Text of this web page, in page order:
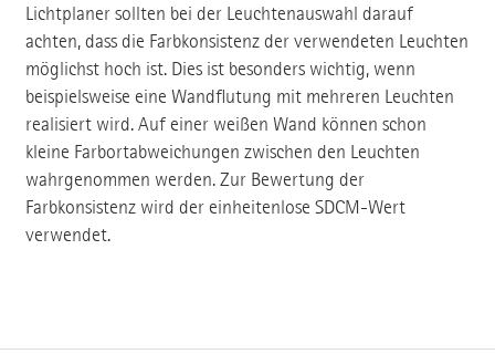
Lichtplaner sollten bei der Leuchtenauswahl darauf
achten, dass die Farbkonsistenz der verwendeten Leuchten
möglichst hoch ist. Dies ist besonders wichtig, wenn
beispielsweise eine Wandflutung mit mehreren Leuchten
realisiert wird. Auf einer weißen Wand können schon
kleine Farbortabweichungen zwischen den Leuchten
wahrgenommen werden. Zur Bewertung der
Farbkonsistenz wird der einheitenlose SDCM-Wert
verwendet.